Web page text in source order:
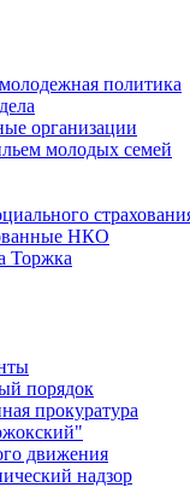
политика
организации
молодых семей
НКО
Торжка
порядок
прокуратура
движения
надзор